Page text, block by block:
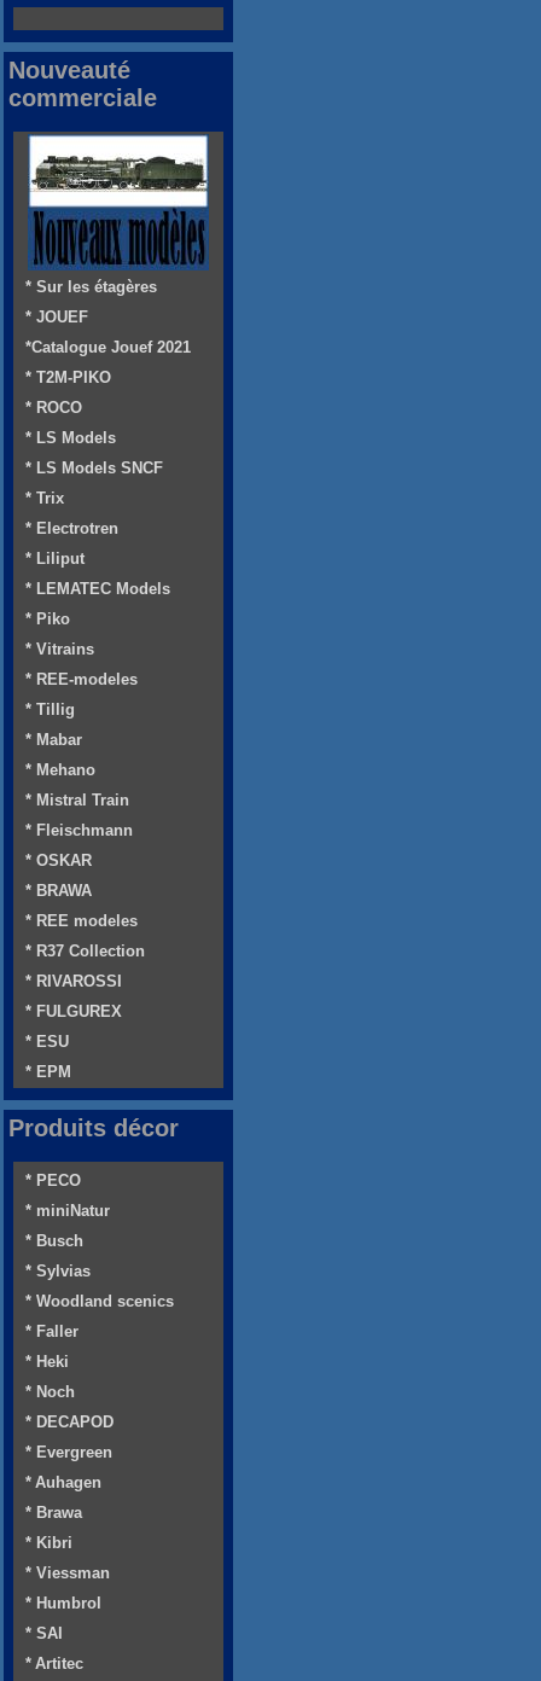
Nouveauté
commerciale
* Sur les étagères
* JOUEF
*Catalogue Jouef 2021
* T2M-PIKO
* ROCO
* LS Models
* LS Models SNCF
* Trix
* Electrotren
* Liliput
* LEMATEC Models
* Piko
* Vitrains
* REE-modeles
* Tillig
* Mabar
* Mehano
* Mistral Train
* Fleischmann
* OSKAR
* BRAWA
* REE modeles
* R37 Collection
* RIVAROSSI
* FULGUREX
* ESU
* EPM
Produits décor
* PECO
* miniNatur
* Busch
* Sylvias
* Woodland scenics
* Faller
* Heki
* Noch
* DECAPOD
* Evergreen
* Auhagen
* Brawa
* Kibri
* Viessman
* Humbrol
* SAI
* Artitec